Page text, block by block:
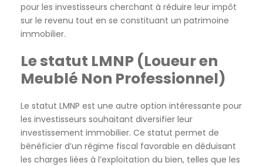
pour les investisseurs cherchant à réduire leur impôt
sur le revenu tout en se constituant un patrimoine
immobilier.
Le statut LMNP (Loueur en
Meublé Non Professionnel)
Le statut LMNP est une autre option intéressante pour
les investisseurs souhaitant diversifier leur
investissement immobilier. Ce statut permet de
bénéficier d’un régime fiscal favorable en déduisant
les charges liées à l’exploitation du bien, telles que les